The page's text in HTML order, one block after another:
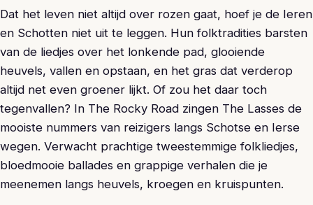
Dat het leven niet altijd over rozen gaat, hoef je de Ieren
en Schotten niet uit te leggen. Hun folktradities barsten
van de liedjes over het lonkende pad, glooiende
heuvels, vallen en opstaan, en het gras dat verderop
altijd net even groener lijkt. Of zou het daar toch
tegenvallen? In The Rocky Road zingen The Lasses de
mooiste nummers van reizigers langs Schotse en Ierse
wegen. Verwacht prachtige tweestemmige folkliedjes,
bloedmooie ballades en grappige verhalen die je
meenemen langs heuvels, kroegen en kruispunten.